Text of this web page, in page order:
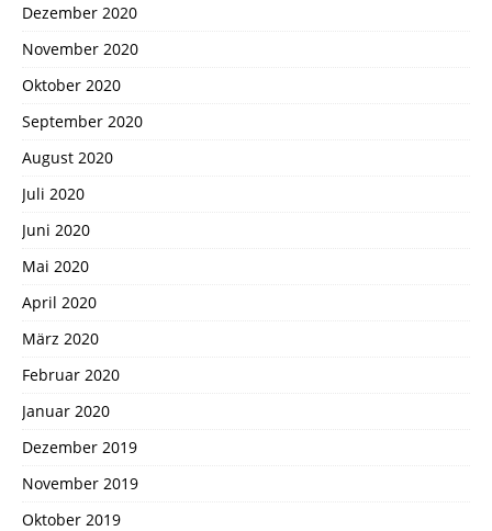
Dezember 2020
November 2020
Oktober 2020
September 2020
August 2020
Juli 2020
Juni 2020
Mai 2020
April 2020
März 2020
Februar 2020
Januar 2020
Dezember 2019
November 2019
Oktober 2019